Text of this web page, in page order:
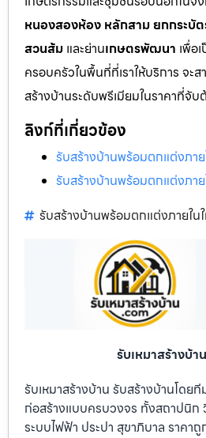
หนองสองห้อง หลักสาม ยกกระบัต
สวนส้ม และย่านเกษตรพัฒนา เพื่อ
ครอบครัวในพื้นที่ที่เราให้บริการ จะ
สร้างบ้านระดับพรีเมียมในราคาที่จั
ลิงก์ที่เกี่ยวข้อง
รับสร้างบ้านพร้อมตกแต่งภา
รับสร้างบ้านพร้อมตกแต่งภา
รับสร้างบ้านพร้อมตกแต่งภายใน
รับเหมาสร้างบ้า
รับเหมาสร้างบ้าน รับสร้างบ้านโดย
ก่อสร้างแบบครบวงจร ทั้งสถาปนิก
ระบบไฟฟ้า ประปา สุขาภิบาล ราคา